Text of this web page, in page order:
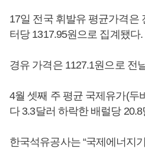
17일 전국 휘발유 평균가격은
터당 1317.95원으로 집계됐다.
경유 가격은 1127.1원으로 전
4월 셋째 주 평균 국제유가(두
다 3.3달러 하락한 배럴당
한국석유공사는 “국제에너지